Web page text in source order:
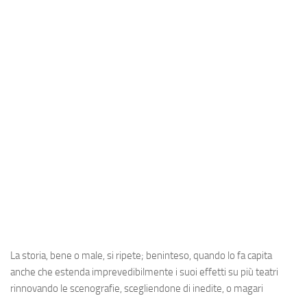
Incidenti
Industria
La storia, bene o male, si ripete; beninteso, quando lo fa capita
anche che estenda imprevedibilmente i suoi effetti su più teatri
rinnovando le scenografie, scegliendone di inedite, o magari